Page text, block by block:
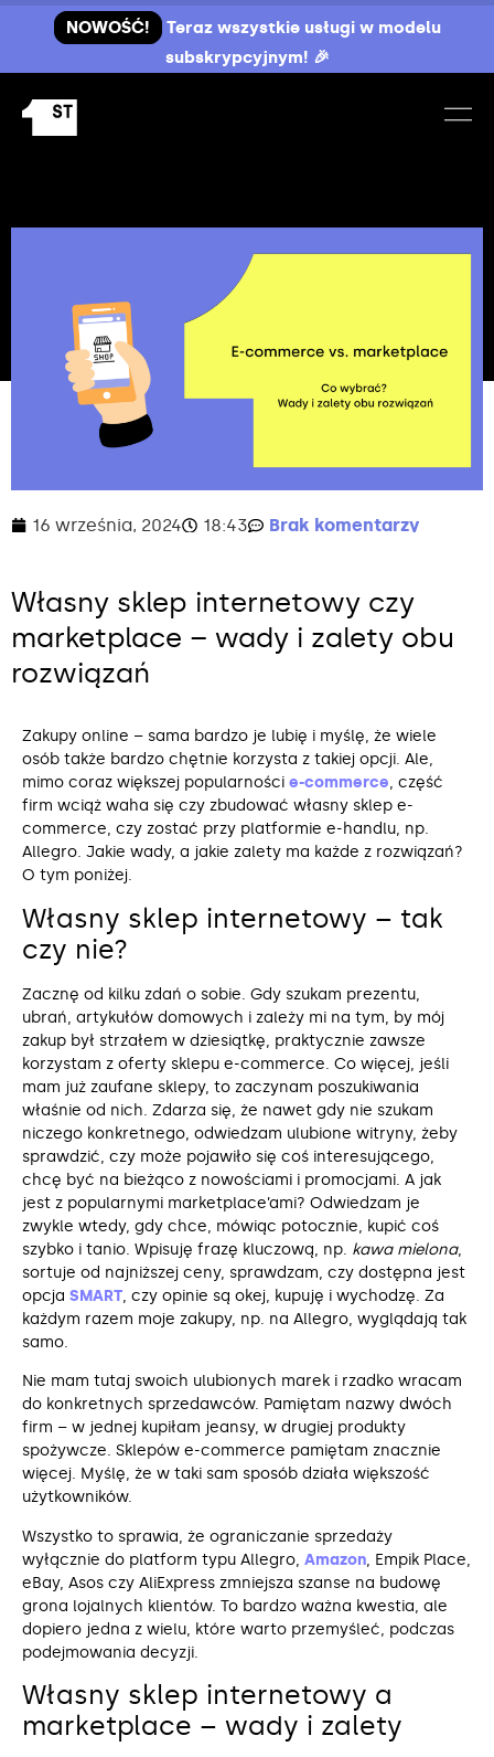
NOWOŚĆ!
Teraz wszystkie usługi w modelu
subskrypcyjnym! 🎉
16 września, 2024 18:43 Brak komentarzy
Własny sklep internetowy czy
marketplace – wady i zalety obu
rozwiązań
Zakupy online – sama bardzo je lubię i myślę, że wiele
osób także bardzo chętnie korzysta z takiej opcji. Ale,
mimo coraz większej popularności e-commerce, część
firm wciąż waha się czy zbudować własny sklep e-
commerce, czy zostać przy platformie e-handlu, np.
Allegro. Jakie wady, a jakie zalety ma każde z rozwiązań?
O tym poniżej.
Własny sklep internetowy – tak
czy nie?
Zacznę od kilku zdań o sobie. Gdy szukam prezentu,
ubrań, artykułów domowych i zależy mi na tym, by mój
zakup był strzałem w dziesiątkę, praktycznie zawsze
korzystam z oferty sklepu e-commerce. Co więcej, jeśli
mam już zaufane sklepy, to zaczynam poszukiwania
właśnie od nich. Zdarza się, że nawet gdy nie szukam
niczego konkretnego, odwiedzam ulubione witryny, żeby
sprawdzić, czy może pojawiło się coś interesującego,
chcę być na bieżąco z nowościami i promocjami. A jak
jest z popularnymi marketplace’ami? Odwiedzam je
zwykle wtedy, gdy chce, mówiąc potocznie, kupić coś
szybko i tanio. Wpisuję frazę kluczową, np. kawa mielona,
sortuje od najniższej ceny, sprawdzam, czy dostępna jest
opcja SMART, czy opinie są okej, kupuję i wychodzę. Za
każdym razem moje zakupy, np. na Allegro, wyglądają tak
samo.
Nie mam tutaj swoich ulubionych marek i rzadko wracam
do konkretnych sprzedawców. Pamiętam nazwy dwóch
firm – w jednej kupiłam jeansy, w drugiej produkty
spożywcze. Sklepów e-commerce pamiętam znacznie
więcej. Myślę, że w taki sam sposób działa większość
użytkowników.
Wszystko to sprawia, że ograniczanie sprzedaży
wyłącznie do platform typu Allegro, Amazon, Empik Place,
eBay, Asos czy AliExpress zmniejsza szanse na budowę
grona lojalnych klientów. To bardzo ważna kwestia, ale
dopiero jedna z wielu, które warto przemyśleć, podczas
podejmowania decyzji.
Własny sklep internetowy a
marketplace – wady i zalety